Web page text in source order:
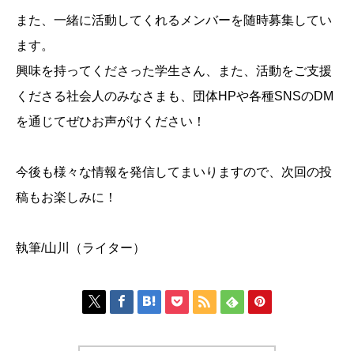
また、一緒に活動してくれるメンバーを随時募集してい
ます。
興味を持ってくださった学生さん、また、活動をご支援
くださる社会人のみなさまも、団体HPや各種SNSのDM
を通じてぜひお声がけください！
今後も様々な情報を発信してまいりますので、次回の投
稿もお楽しみに！
執筆/山川（ライター）
      